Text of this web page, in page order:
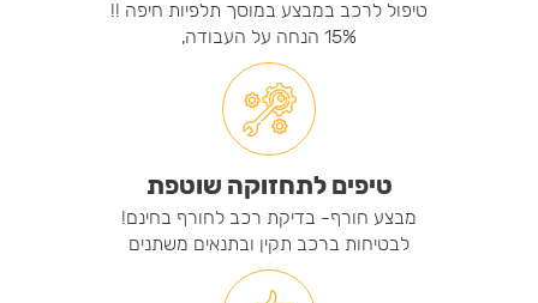
טיפול לרכב במבצע במוסך תלפיות חיפה !!
15% הנחה על העבודה,
טיפים לתחזוקה שוטפת
מבצע חורף- בדיקת רכב לחורף בחינם!
לבטיחות ברכב תקין ובתנאים משתנים